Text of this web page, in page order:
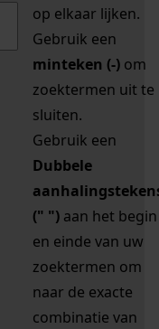
op elkaar lijken.
Gebruik een
minteken (-) om
zoektermen uit te
sluiten.
Gebruik een
Dubbele
(" ") aan het begin
en einde van uw
zoektermen om
naar de exacte
combinatie van